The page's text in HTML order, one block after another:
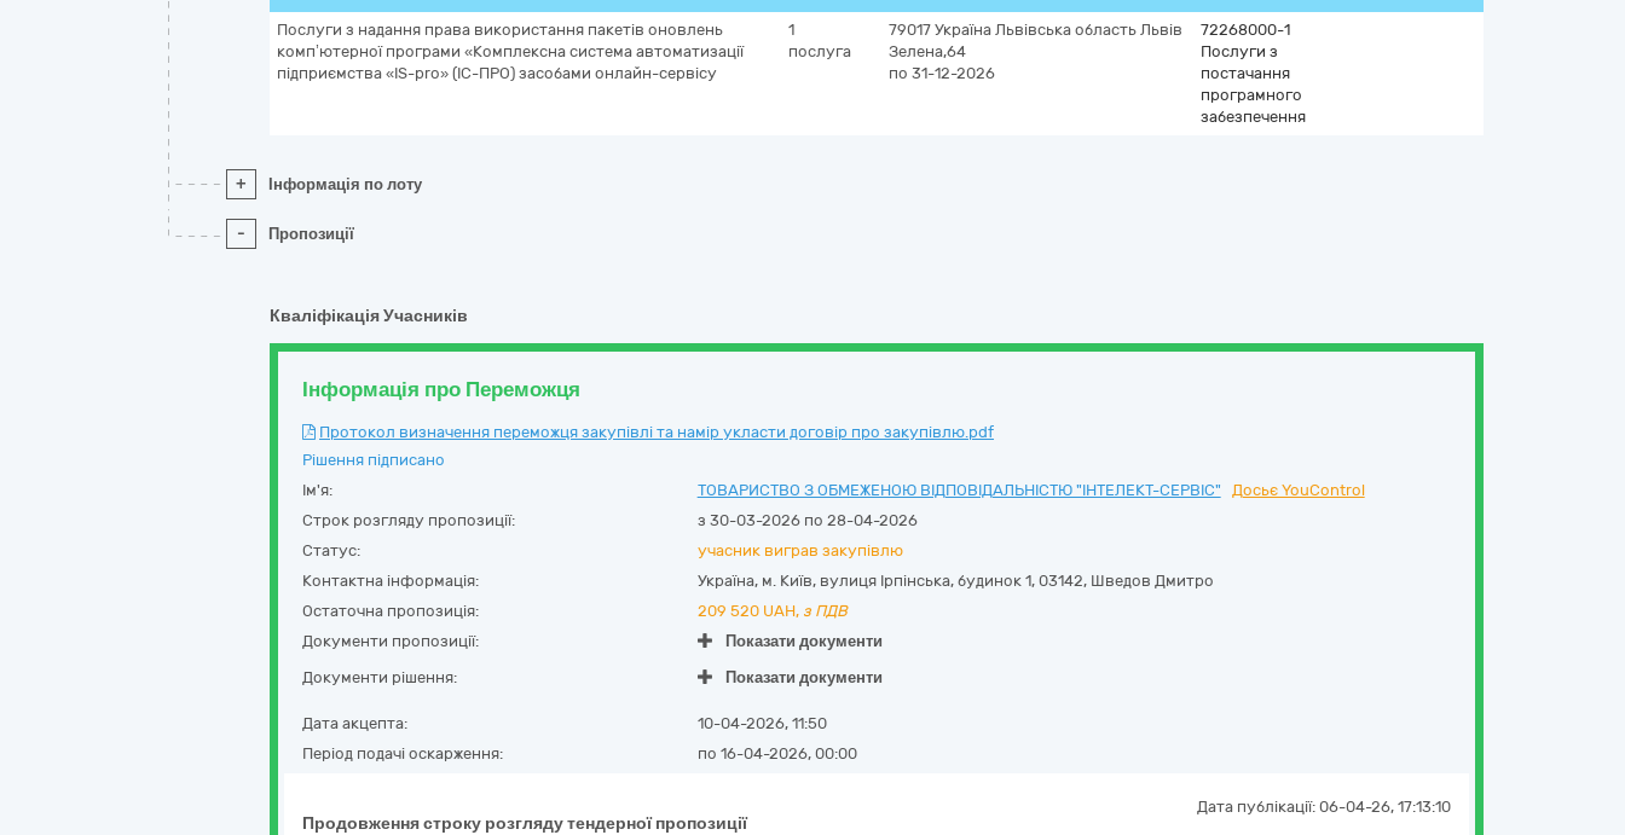
Послуги з надання права використання пакетів оновлень
комп’ютерної програми «Комплексна система автоматизації
підприємства «IS-pro» (ІС-ПРО) засобами онлайн-сервісу
1
послуга
79017 Україна Львівська область Львів
Зелена,64
по 31-12-2026
72268000-1
Послуги з
постачання
програмного
забезпечення
+ Інформація по лоту
- Пропозиції
Кваліфікація Учасників
Інформація про Переможця
Протокол визначення переможця закупівлі та намір укласти договір про закупівлю.pdf
Рішення підписано
Ім'я:
ТОВАРИСТВО З ОБМЕЖЕНОЮ ВІДПОВІДАЛЬНІСТЮ "ІНТЕЛЕКТ-СЕРВІС"
Досьє YouControl
Строк розгляду пропозиції:
з 30-03-2026 по 28-04-2026
Статус:
учасник виграв закупівлю
Контактна інформація:
Україна, м. Київ, вулиця Ірпінська, будинок 1, 03142, Шведов Дмитро
Остаточна пропозиція:
209 520 UAH, з ПДВ
Документи пропозиції:
Показати документи
Документи рішення:
Показати документи
Дата акцепта:
10-04-2026, 11:50
Період подачі оскарження:
по 16-04-2026, 00:00
Продовження строку розгляду тендерної пропозиції
Дата публікації: 06-04-26, 17:13:10